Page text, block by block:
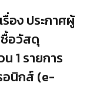
อง ประกาศผู้
ซื้อวัสดุ
1 รายการ
อนิกส์ (e-